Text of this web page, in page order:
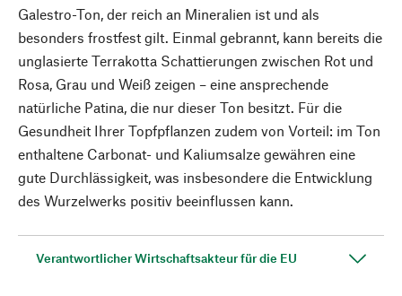
Galestro-Ton, der reich an Mineralien ist und als
besonders frostfest gilt. Einmal gebrannt, kann bereits die
unglasierte Terrakotta Schattierungen zwischen Rot und
Rosa, Grau und Weiß zeigen – eine ansprechende
natürliche Patina, die nur dieser Ton besitzt. Für die
Gesundheit Ihrer Topfpflanzen zudem von Vorteil: im Ton
enthaltene Carbonat- und Kaliumsalze gewähren eine
gute Durchlässigkeit, was insbesondere die Entwicklung
des Wurzelwerks positiv beeinflussen kann.
Verantwortlicher Wirtschaftsakteur für die EU